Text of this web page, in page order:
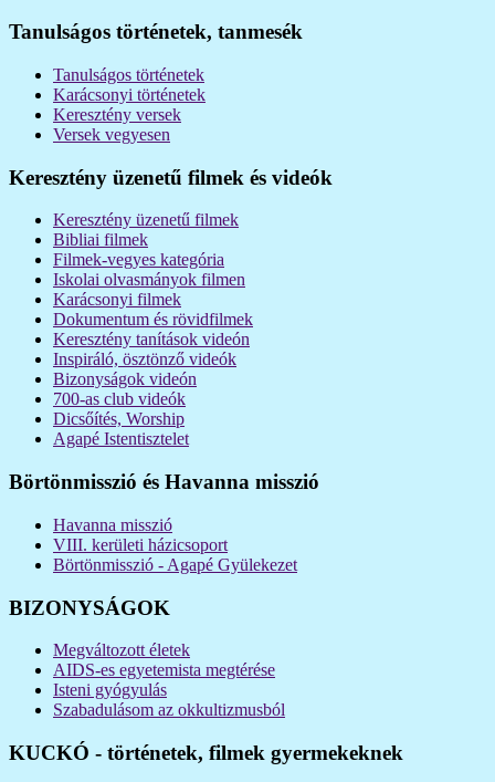
Tanulságos történetek, tanmesék
Tanulságos történetek
Karácsonyi történetek
Keresztény versek
Versek vegyesen
Keresztény üzenetű filmek és videók
Keresztény üzenetű filmek
Bibliai filmek
Filmek-vegyes kategória
Iskolai olvasmányok filmen
Karácsonyi filmek
Dokumentum és rövidfilmek
Keresztény tanítások videón
Inspiráló, ösztönző videók
Bizonyságok videón
700-as club videók
Dicsőítés, Worship
Agapé Istentisztelet
Börtönmisszió és Havanna misszió
Havanna misszió
VIII. kerületi házicsoport
Börtönmisszió - Agapé Gyülekezet
BIZONYSÁGOK
Megváltozott életek
AIDS-es egyetemista megtérése
Isteni gyógyulás
Szabadulásom az okkultizmusból
KUCKÓ - történetek, filmek gyermekeknek